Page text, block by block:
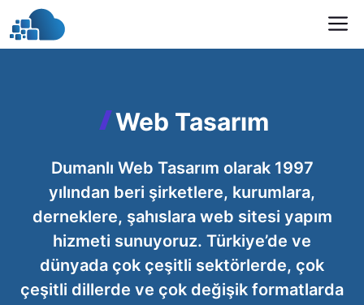
İçeriğe
atla
Web Tasarım
Dumanlı Web Tasarım olarak 1997
yılından beri şirketlere, kurumlara,
derneklere, şahıslara web sitesi yapım
hizmeti sunuyoruz. Türkiye’de ve
dünyada çok çeşitli sektörlerde, çok
çeşitli dillerde ve çok değişik formatlarda